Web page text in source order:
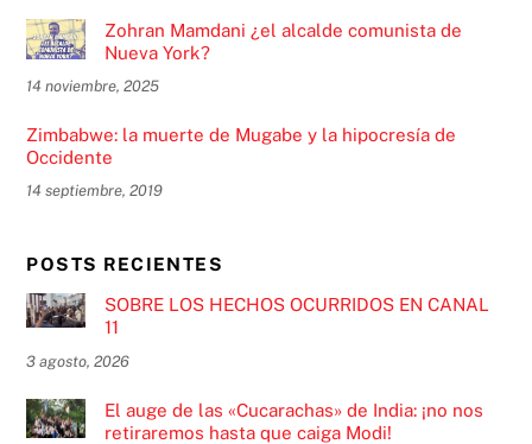
Zohran Mamdani ¿el alcalde comunista de
Nueva York?
14 noviembre, 2025
Zimbabwe: la muerte de Mugabe y la hipocresía de
Occidente
14 septiembre, 2019
POSTS RECIENTES
SOBRE LOS HECHOS OCURRIDOS EN CANAL
11
3 agosto, 2026
El auge de las «Cucarachas» de India: ¡no nos
retiraremos hasta que caiga Modi!